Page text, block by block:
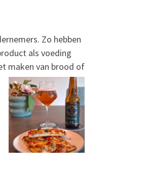
Zo hebben
als voeding
maken van brood of